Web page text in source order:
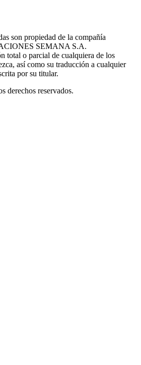
son propiedad de la compañía
SEMANA S.A.
total o parcial de cualquiera de los
así como su traducción a cualquier
por su titular.
derechos reservados.